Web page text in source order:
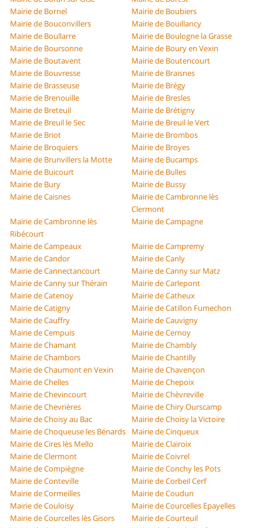
Mairie de Bornel
Mairie de Boubiers
Mairie de Bouconvillers
Mairie de Bouillancy
Mairie de Boullarre
Mairie de Boulogne la Grasse
Mairie de Boursonne
Mairie de Boury en Vexin
Mairie de Boutavent
Mairie de Boutencourt
Mairie de Bouvresse
Mairie de Braisnes
Mairie de Brasseuse
Mairie de Brégy
Mairie de Brenouille
Mairie de Bresles
Mairie de Breteuil
Mairie de Brétigny
Mairie de Breuil le Sec
Mairie de Breuil le Vert
Mairie de Briot
Mairie de Brombos
Mairie de Broquiers
Mairie de Broyes
Mairie de Brunvillers la Motte
Mairie de Bucamps
Mairie de Buicourt
Mairie de Bulles
Mairie de Bury
Mairie de Bussy
Mairie de Caisnes
Mairie de Cambronne lès
Clermont
Mairie de Cambronne lès
Ribécourt
Mairie de Campagne
Mairie de Campeaux
Mairie de Campremy
Mairie de Candor
Mairie de Canly
Mairie de Cannectancourt
Mairie de Canny sur Matz
Mairie de Canny sur Thérain
Mairie de Carlepont
Mairie de Catenoy
Mairie de Catheux
Mairie de Catigny
Mairie de Catillon Fumechon
Mairie de Cauffry
Mairie de Cauvigny
Mairie de Cempuis
Mairie de Cernoy
Mairie de Chamant
Mairie de Chambly
Mairie de Chambors
Mairie de Chantilly
Mairie de Chaumont en Vexin
Mairie de Chavençon
Mairie de Chelles
Mairie de Chepoix
Mairie de Chevincourt
Mairie de Chèvreville
Mairie de Chevrières
Mairie de Chiry Ourscamp
Mairie de Choisy au Bac
Mairie de Choisy la Victoire
Mairie de Choqueuse les Bénards
Mairie de Cinqueux
Mairie de Cires lès Mello
Mairie de Clairoix
Mairie de Clermont
Mairie de Coivrel
Mairie de Compiègne
Mairie de Conchy les Pots
Mairie de Conteville
Mairie de Corbeil Cerf
Mairie de Cormeilles
Mairie de Coudun
Mairie de Couloisy
Mairie de Courcelles Epayelles
Mairie de Courcelles lès Gisors
Mairie de Courteuil